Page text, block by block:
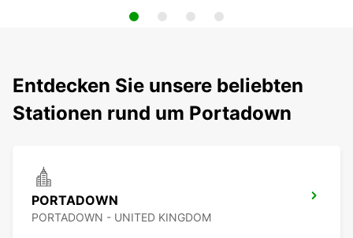
Entdecken Sie unsere beliebten
Stationen rund um Portadown
PORTADOWN
PORTADOWN - UNITED KINGDOM